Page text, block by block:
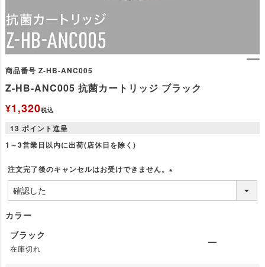
商品番号 Z-HB-ANC005
Z-HB-ANC005 抗菌カートリッジ ブラック
¥1,320税込
13 ポイント進呈
1～3営業日以内に出荷(店休日を除く)
注文完了後のキャンセルはお受けできません。
必
カラー
ブラック
在庫切れ
—